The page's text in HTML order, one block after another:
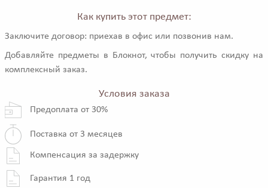
Как купить этот предмет:
Заключите договор: приехав в офис или позвонив нам.
Добавляйте предметы в Блокнот, чтобы получить скидку на
комплексный заказ.
Условия заказа
Предоплата от 30%
Поставка от 3 месяцев
Компенсация за задержку
Гарантия 1 год